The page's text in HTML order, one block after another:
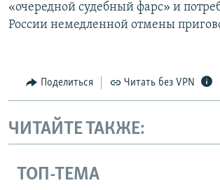
«очередной судебный фарс» и
России немедленной отмены
Поделиться Читать без VPN
ЧИТАЙТЕ ТАКЖЕ:
ТОП-ТЕМА